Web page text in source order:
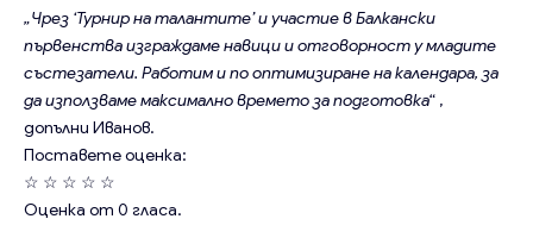
„Чрез ‘Турнир на талантите’ и участие в Балкански
първенства изграждаме навици и отговорност у младите
състезатели. Работим и по оптимизиране на календара, за
да използваме максимално времето за подготовка“ ,
допълни Иванов.
Поставете оценка:
☆ ☆ ☆ ☆ ☆
Оценка от 0 гласа.